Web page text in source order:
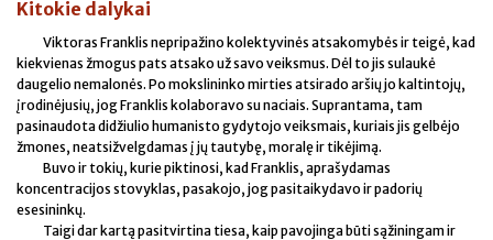
Kitokie dalykai
Viktoras Franklis nepripažino kolektyvinės atsakomybės ir teigė, kad
kiekvienas žmogus pats atsako už savo veiksmus. Dėl to jis sulaukė
daugelio nemalonės. Po mokslininko mirties atsirado aršių jo kaltintojų,
įrodinėjusių, jog Franklis kolaboravo su naciais. Suprantama, tam
pasinaudota didžiulio humanisto gydytojo veiksmais, kuriais jis gelbėjo
žmones, neatsižvelgdamas į jų tautybę, moralę ir tikėjimą.
Buvo ir tokių, kurie piktinosi, kad Franklis, aprašydamas
koncentracijos stovyklas, pasakojo, jog pasitaikydavo ir padorių
esesininkų.
Taigi dar kartą pasitvirtina tiesa, kaip pavojinga būti sąžiningam ir